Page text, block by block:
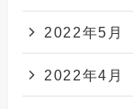
2022年5月
2022年4月